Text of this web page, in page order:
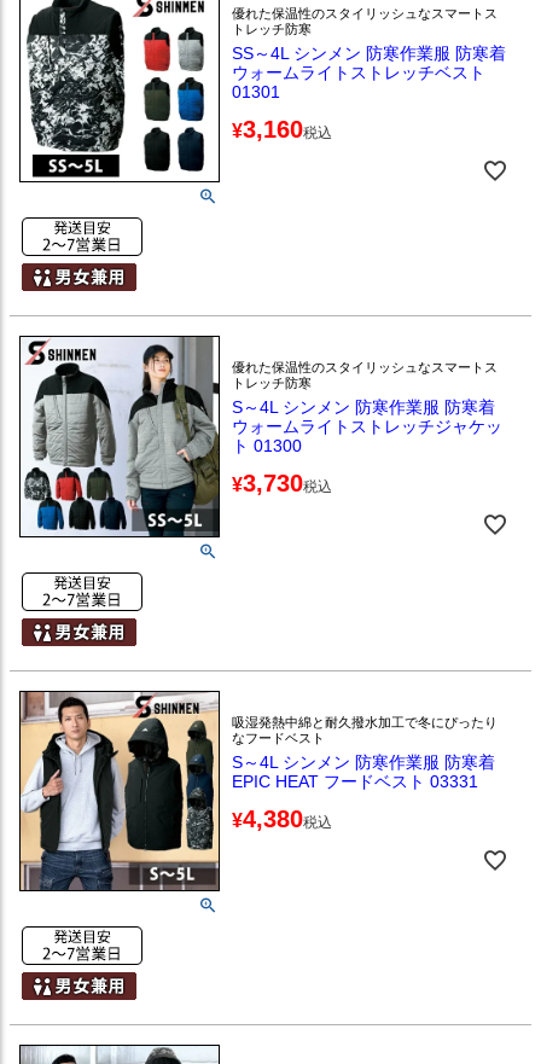
優れた保温性のスタイリッシュなスマートス
トレッチ防寒
SS～4L シンメン 防寒作業服 防寒着
ウォームライトストレッチベスト
01301
¥3,160税込
優れた保温性のスタイリッシュなスマートス
トレッチ防寒
S～4L シンメン 防寒作業服 防寒着
ウォームライトストレッチジャケッ
ト 01300
¥3,730税込
吸湿発熱中綿と耐久撥水加工で冬にぴったり
なフードベスト
S～4L シンメン 防寒作業服 防寒着
EPIC HEAT フードベスト 03331
¥4,380税込